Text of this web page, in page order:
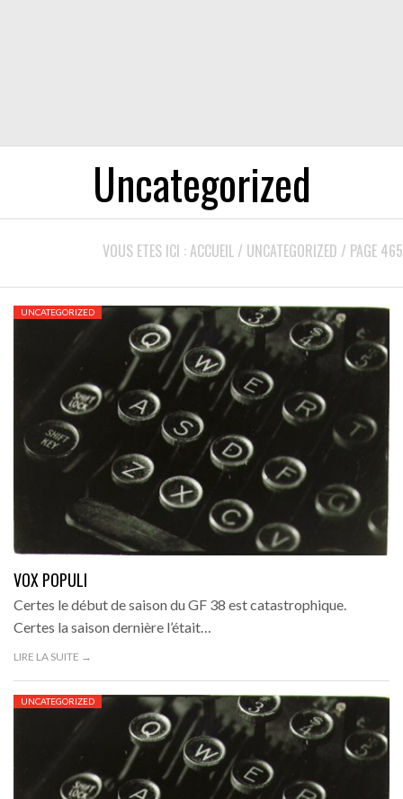
Uncategorized
VOUS ETES ICI : ACCUEIL / UNCATEGORIZED / PAGE 465
UNCATEGORIZED
VOX POPULI
Certes le début de saison du GF 38 est catastrophique.
Certes la saison dernière l’était…
LIRE LA SUITE →
UNCATEGORIZED